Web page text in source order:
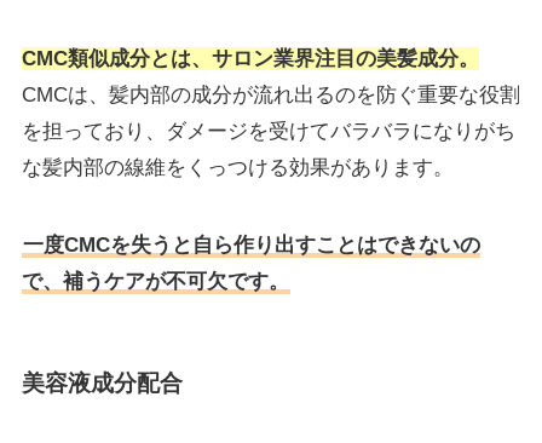
CMC類似成分とは、サロン業界注目の美髪成分。
CMCは、髪内部の成分が流れ出るのを防ぐ重要な役割
を担っており、ダメージを受けてバラバラになりがち
な髪内部の線維をくっつける効果があります。
一度CMCを失うと自ら作り出すことはできないの
で、補うケアが不可欠です。
美容液成分配合